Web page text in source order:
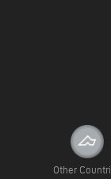
Other